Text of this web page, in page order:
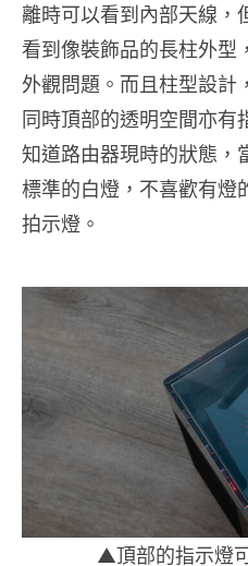
離時可以看到內部天線，
看到像裝飾品的長柱外型
外觀問題。而且柱型設計
同時頂部的透明空間亦有
知道路由器現時的狀態，
標準的白燈，不喜歡有燈
拍示燈。
▲頂部的指示燈